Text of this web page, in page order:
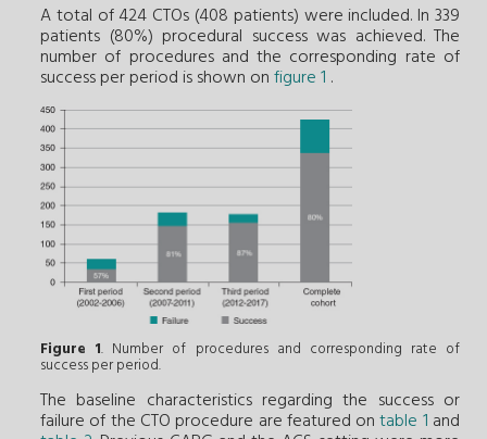
A total of 424 CTOs (408 patients) were included. In 339
patients (80%) procedural success was achieved. The
number of procedures and the corresponding rate of
success per period is shown onfigure 1 .
Figure 1. Number of procedures and corresponding rate of
success per period.
The baseline characteristics regarding the success or
failure of the CTO procedure are featured ontable 1 and